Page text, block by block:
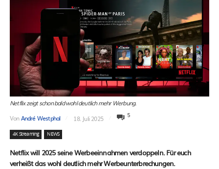
Netflix zeigt schon bald wohl deutlich mehr Werbung.
VonAndré Westphal 18. Juli 2025 5
4K Streaming NEWS
Netflix will 2025 seine Werbeeinnahmen verdoppeln. Für euch
verheißt das wohl deutlich mehr Werbeunterbrechungen.